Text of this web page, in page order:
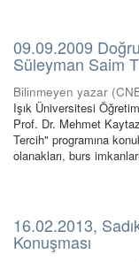
09.09.2009
Süleyman Saim
Bilinmeyen yazar (
Işık Üniversitesi
Prof. Dr. Mehmet
Tercih" programına
olanakları, burs
16.02.2013,
Konuşması